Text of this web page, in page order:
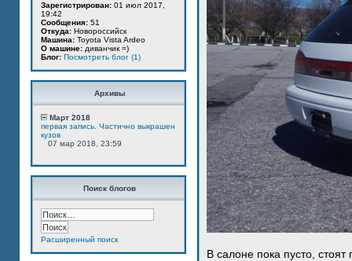
Зарегистрирован: 01 июл 2017,
19:42
Сообщения: 51
Откуда: Новороссийск
Машина: Toyota Vista Ardeo
О машине: диванчик =)
Блог: Посмотреть блог (1)
Архивы
Март 2018
первая запись. Частично выкрашен
кузов
07 мар 2018, 23:59
Поиск блогов
Расширенный поиск
В салоне пока пусто,